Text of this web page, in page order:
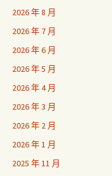
2026 年 8 月
2026 年 7 月
2026 年 6 月
2026 年 5 月
2026 年 4 月
2026 年 3 月
2026 年 2 月
2026 年 1 月
2025 年 11 月